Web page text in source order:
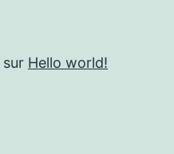
sur Hello world!